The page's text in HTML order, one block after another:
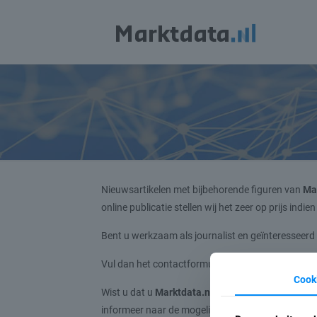
Nieuwsartikelen met bijbehorende figuren van
online publicatie stellen wij het zeer op prijs
Bent u werkzaam als journalist en
Vul dan het contactformulier in en geef duidelijk
Wist u dat u Marktdata.nl ook in kunt schakelen
informeer naar de mogelijkheden van data-